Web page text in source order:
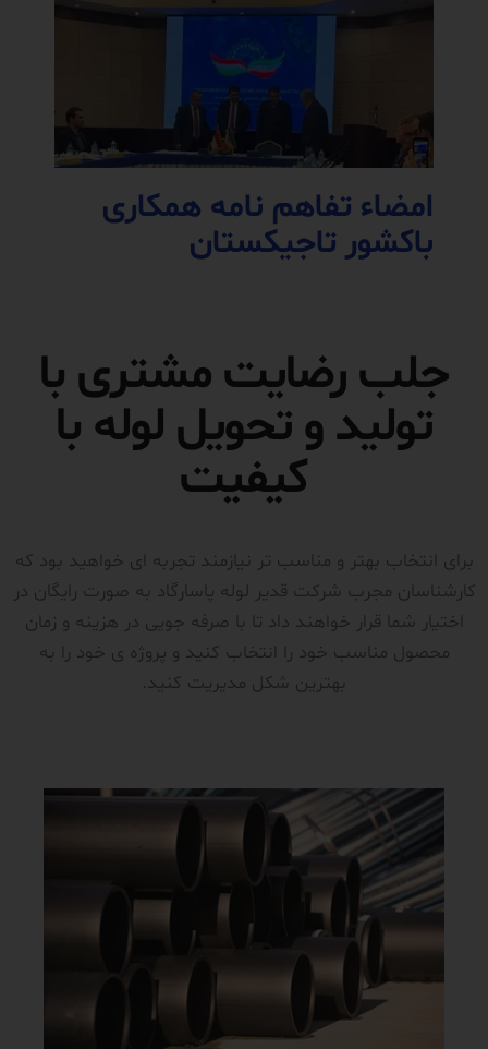
امضاء تفاهم نامه همکاری
باکشور تاجیکستان
جلب رضایت مشتری با
تولید و تحویل لوله با
کیفیت
برای انتخاب بهتر و مناسب تر نیازمند تجربه ای خواهید بود که
کارشناسان مجرب شرکت قدیر لوله پاسارگاد به صورت رایگان در
اختیار شما قرار خواهند داد تا با صرفه جویی در هزینه و زمان
محصول مناسب خود را انتخاب کنید و پروژه ی خود را به
بهترین شکل مدیریت کنید.